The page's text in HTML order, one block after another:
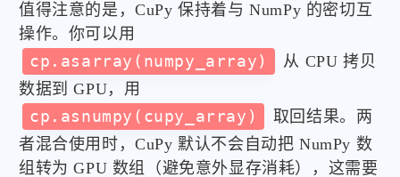
值得注意的是，CuPy 保持着与 NumPy 的密切互
操作。你可以用
cp.asarray(numpy_array)
从 CPU 拷贝
数据到 GPU，用
cp.asnumpy(cupy_array)
取回结果。两
者混合使用时，CuPy 默认不会自动把 NumPy 数
组转为 GPU 数组（避免意外显存消耗），这需要